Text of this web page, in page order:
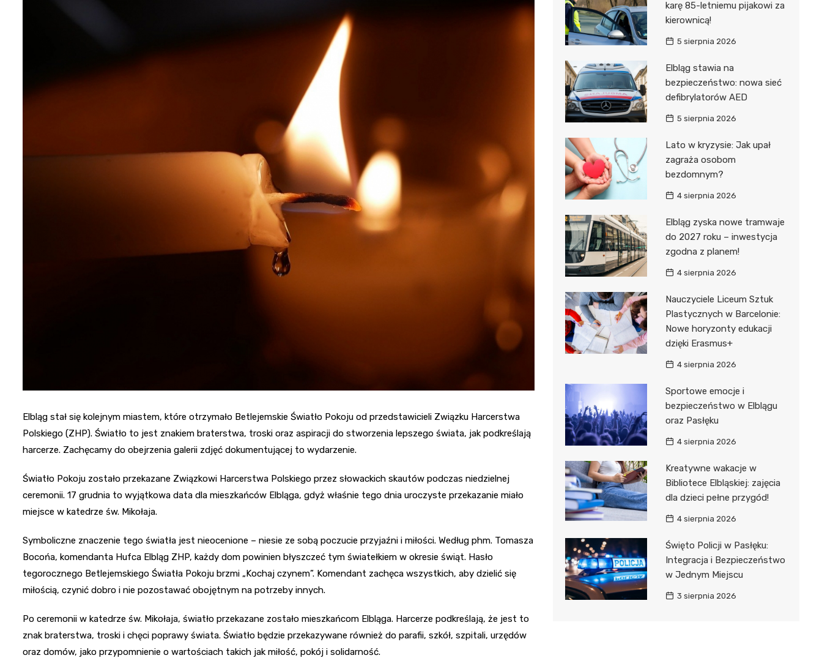
Fryzjer
Poczta
Kino
Elbląg stał się kolejnym miastem, które otrzymało Betlejemskie Światło Pokoju od przedstawicieli Związku Harcerstwa
Polskiego (ZHP). Światło to jest znakiem braterstwa, troski oraz aspiracji do stworzenia lepszego świata, jak podkreślają
harcerze. Zachęcamy do obejrzenia galerii zdjęć dokumentującej to wydarzenie.
Światło Pokoju zostało przekazane Związkowi Harcerstwa Polskiego przez słowackich skautów podczas niedzielnej
ceremonii. 17 grudnia to wyjątkowa data dla mieszkańców Elbląga, gdyż właśnie tego dnia uroczyste przekazanie miało
miejsce w katedrze św. Mikołaja.
Symboliczne znaczenie tego światła jest nieocenione – niesie ze sobą poczucie przyjaźni i miłości. Według phm. Tomasza
Bocońa, komendanta Hufca Elbląg ZHP, każdy dom powinien błyszczeć tym światełkiem w okresie świąt. Hasło
tegorocznego Betlejemskiego Światła Pokoju brzmi „Kochaj czynem”. Komendant zachęca wszystkich, aby dzielić się
miłością, czynić dobro i nie pozostawać obojętnym na potrzeby innych.
Po ceremonii w katedrze św. Mikołaja, światło przekazane zostało mieszkańcom Elbląga. Harcerze podkreślają, że jest to
znak braterstwa, troski i chęci poprawy świata. Światło będzie przekazywane również do parafii, szkół, szpitali, urzędów
oraz domów, jako przypomnienie o wartościach takich jak miłość, pokój i solidarność.
karę 85-letniemu pijakowi za
kierownicą!
5 sierpnia 2026
Elbląg stawia na
bezpieczeństwo: nowa sieć
defibrylatorów AED
5 sierpnia 2026
Lato w kryzysie: Jak upał
zagraża osobom
bezdomnym?
4 sierpnia 2026
Elbląg zyska nowe tramwaje
do 2027 roku – inwestycja
zgodna z planem!
4 sierpnia 2026
Nauczyciele Liceum Sztuk
Plastycznych w Barcelonie:
Nowe horyzonty edukacji
dzięki Erasmus+
4 sierpnia 2026
Sportowe emocje i
bezpieczeństwo w Elblągu
oraz Pasłęku
4 sierpnia 2026
Kreatywne wakacje w
Bibliotece Elbląskiej: zajęcia
dla dzieci pełne przygód!
4 sierpnia 2026
Święto Policji w Pasłęku:
Integracja i Bezpieczeństwo
w Jednym Miejscu
3 sierpnia 2026